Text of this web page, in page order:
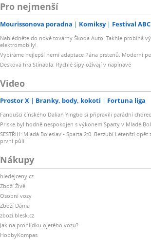
Pro nejmenší
Mourissonova poradna Komiksy Festival ABC
Nahlédněte do nové továrny Škoda Auto: Takhle probíhá
elektromobily!
Vybíráme nejlepší herní adaptace Pána prstenů. Moderní
Desková hra Stínadla: Rychlé šípy ožívají v napínavé
Video
Prostor X Branky, body, kokoti Fortuna liga
Fanoušci čínského Dalian Yingbo si připravili parádní
Priske byl hodně nespokojen s výkonem Sparty v Mladé
SESTŘIH: Mladá Boleslav - Sparta 2:0. Bezzubí Letenští
první půli
Nákupy
hledejceny.cz
Zboží Živě
Osobní vozy
Zboží Dáma
zbozi.blesk.cz
Jak na prohlídku ojetého vozu?
HobbyKompas